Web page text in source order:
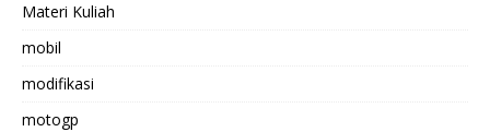
Materi Kuliah
mobil
modifikasi
motogp